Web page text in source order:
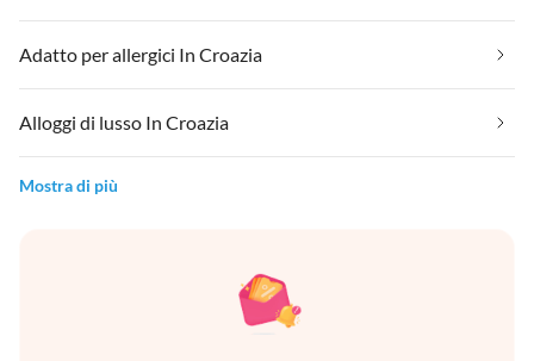
Adatto per allergici In Croazia
Alloggi di lusso In Croazia
Mostra di più